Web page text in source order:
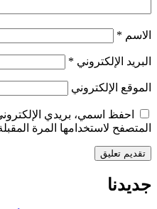
الاسم *
البريد الإلكتروني *
الموقع الإلكتروني
احفظ اسمي، بريدي
المتصفح لاستخدامها المرة
جديدنا